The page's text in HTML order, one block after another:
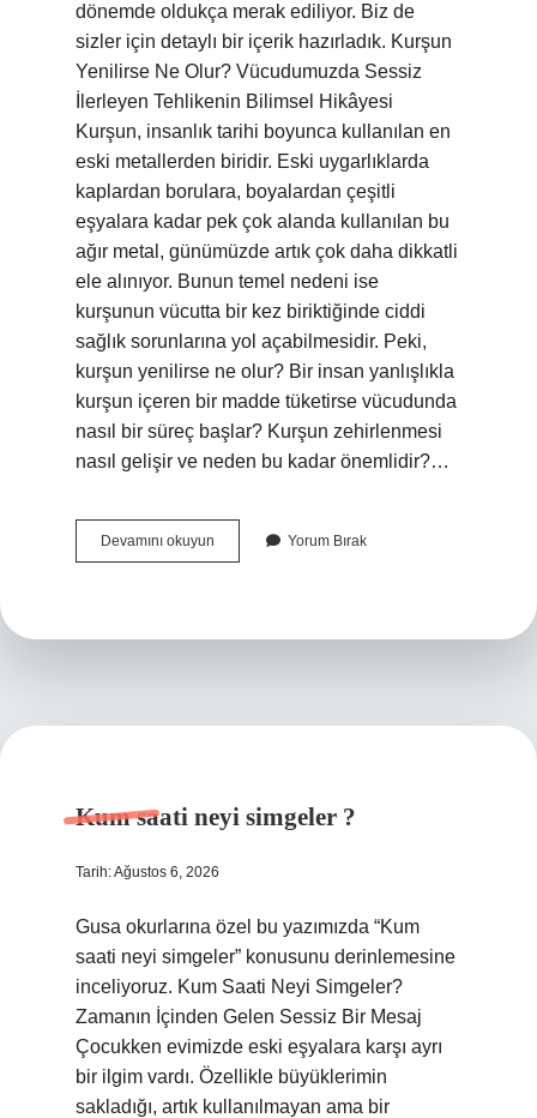
dönemde oldukça merak ediliyor. Biz de
sizler için detaylı bir içerik hazırladık. Kurşun
Yenilirse Ne Olur? Vücudumuzda Sessiz
İlerleyen Tehlikenin Bilimsel Hikâyesi
Kurşun, insanlık tarihi boyunca kullanılan en
eski metallerden biridir. Eski uygarlıklarda
kaplardan borulara, boyalardan çeşitli
eşyalara kadar pek çok alanda kullanılan bu
ağır metal, günümüzde artık çok daha dikkatli
ele alınıyor. Bunun temel nedeni ise
kurşunun vücutta bir kez biriktiğinde ciddi
sağlık sorunlarına yol açabilmesidir. Peki,
kurşun yenilirse ne olur? Bir insan yanlışlıkla
kurşun içeren bir madde tüketirse vücudunda
nasıl bir süreç başlar? Kurşun zehirlenmesi
nasıl gelişir ve neden bu kadar önemlidir?…
Devamını okuyun
yenilirse
Yorum Bırak
Kum saati neyi simgeler ?
Tarih: Ağustos 6, 2026
Gusa okurlarına özel bu yazımızda “Kum
saati neyi simgeler” konusunu derinlemesine
inceliyoruz. Kum Saati Neyi Simgeler?
Zamanın İçinden Gelen Sessiz Bir Mesaj
Çocukken evimizde eski eşyalara karşı ayrı
bir ilgim vardı. Özellikle büyüklerimin
sakladığı, artık kullanılmayan ama bir